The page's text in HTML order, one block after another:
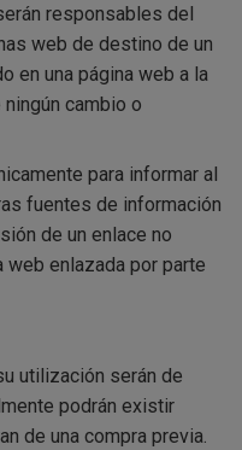
responsables del
web de destino de un
en una página web a la
cambio o
para informar al
fuentes de información
de un enlace no
web enlazada por parte
utilización serán de
podrán existir
de una compra previa.